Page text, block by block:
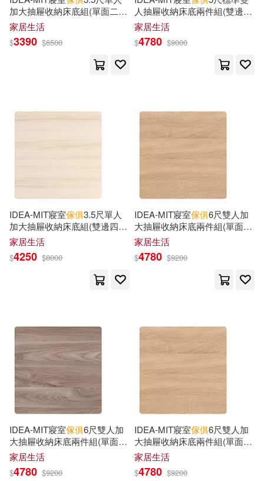
Marisa (EDT)/ Cabra(5)
Matsudaira Tetsu(5)
Ralph(5) Raul(5)
Schiffer(5) Selina(5)
Stephanie(5)
Wilson(5)
ホシナサトヤ(5)
中國傢具協會(5) 佐倉賢一(5)
北京萬方幸星數碼科技有限公司(5)
Krause Pubns Inc(7)
Poligrafa Ediciones Sa(7)
Taylor & Francis Asia Pacific(7)
Thames & Hudson Ltd(7)
三聯(7)
中國計量出版社(7)
中國鐵道出版社(7)
北京大學出版社(7)
千華數位文化(7)
印刷工業出版社(7)
小角落文化(7) 幸福文化(7)
彗智(7) 新世界出版社(7)
加大抽屜收納床底組(單面二抽/
運費另計) 面右/原切橡木
家居生活
$3390 $6500
人抽屜收納床底兩件組(雙邊四
抽/運費另計) 北歐橡木
家居生活
$4780 $9000
IDEA-MIT寢室傢俱3.5尺單人
加大抽屜收納床底組(雙邊四抽/
運費另計) 北歐橡木
家居生活
$4250 $8000
IDEA-MIT寢室傢俱6尺雙人加
大抽屜收納床底兩件組(單面二
抽/運費另計) 面左/原切橡木
家居生活
$4780 $9200
IDEA-MIT寢室傢俱6尺雙人加
大抽屜收納床底兩件組(單面二
抽/運費另計) 面右/英倫核桃
家居生活
$4780 $9200
IDEA-MIT寢室傢俱6尺雙人加
大抽屜收納床底兩件組(單面二
抽/運費另計) 面右/原切橡木
家居生活
$4780 $9200